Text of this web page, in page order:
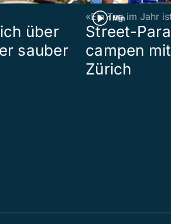
über
sauber
1 Min
«Ein Tag im Jahr
Street-
campen
Zürich